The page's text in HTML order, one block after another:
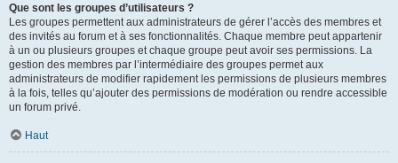
Que sont les groupes d’utilisateurs ?
Les groupes permettent aux administrateurs de gérer l’accès des membres et
des invités au forum et à ses fonctionnalités. Chaque membre peut appartenir
à un ou plusieurs groupes et chaque groupe peut avoir ses permissions. La
gestion des membres par l’intermédiaire des groupes permet aux
administrateurs de modifier rapidement les permissions de plusieurs membres
à la fois, telles qu’ajouter des permissions de modération ou rendre accessible
un forum privé.
Haut